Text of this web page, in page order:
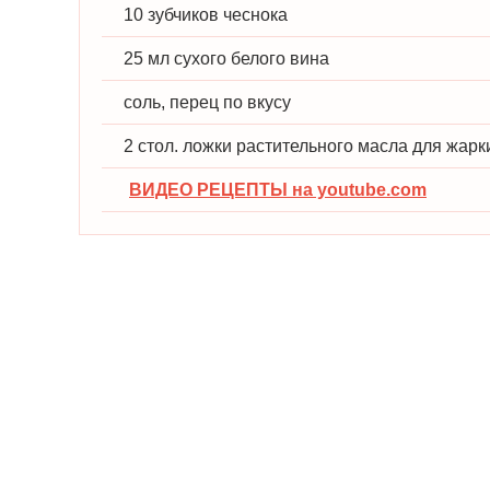
10 зубчиков чеснока
25 мл сухого белого вина
соль, перец по вкусу
2 стол. ложки растительного масла для
ВИДЕО РЕЦЕПТЫ на youtube.com